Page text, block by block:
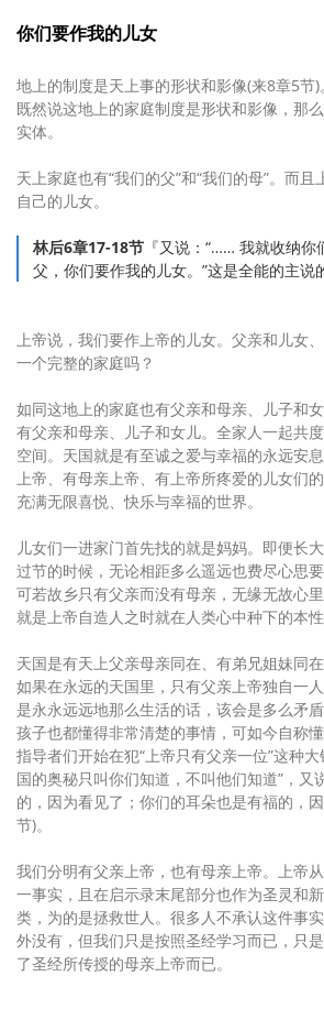
你们要作我的儿女
地上的制度是天上事的形状和影像(来8章5节)
既然说这地上的家庭制度是形状和影像，那
实体。
天上家庭也有“我们的父”和“我们的母”。而
自己的儿女。
林后6章17-18节 『又说：“…… 我就收纳你
父，你们要作我的儿女。”这是全能的主说
上帝说，我们要作上帝的儿女。父亲和儿女
一个完整的家庭吗？
如同这地上的家庭也有父亲和母亲、儿子和
有父亲和母亲、儿子和女儿。全家人一起共
空间。天国就是有至诚之爱与幸福的永远安
上帝、有母亲上帝、有上帝所疼爱的儿女们
充满无限喜悦、快乐与幸福的世界。
儿女们一进家门首先找的就是妈妈。即便长
过节的时候，无论相距多么遥远也费尽心思要
可若故乡只有父亲而没有母亲，无缘无故心
就是上帝自造人之时就在人类心中种下的本性
天国是有天上父亲母亲同在、有弟兄姐妹同在
如果在永远的天国里，只有父亲上帝独自一
是永永远远地那么生活的话，该会是多么矛
孩子也都懂得非常清楚的事情，可如今自称
指导者们开始在犯“上帝只有父亲一位”这种
国的奥秘只叫你们知道，不叫他们知道”，又
的，因为看见了；你们的耳朵也是有福的，
节)。
我们分明有父亲上帝，也有母亲上帝。上帝
一事实，且在启示录末尾部分也作为圣灵和
类，为的是拯救世人。很多人不承认这件事
外没有，但我们只是按照圣经学习而已，只
了圣经所传授的母亲上帝而已。